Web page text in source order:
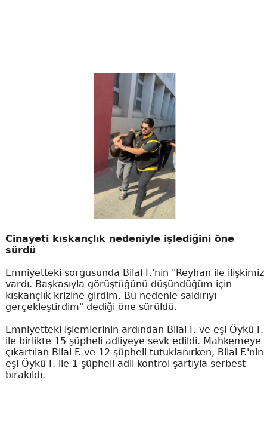
Cinayeti kıskançlık nedeniyle işlediğini öne
sürdü
Emniyetteki sorgusunda Bilal F.'nin "Reyhan ile ilişkimiz
vardı. Başkasıyla görüştüğünü düşündüğüm için
kıskançlık krizine girdim. Bu nedenle saldırıyı
gerçekleştirdim" dediği öne sürüldü.
Emniyetteki işlemlerinin ardından Bilal F. ve eşi Öykü F.
ile birlikte 15 şüpheli adliyeye sevk edildi. Mahkemeye
çıkartılan Bilal F. ve 12 şüpheli tutuklanırken, Bilal F.'nin
eşi Öykü F. ile 1 şüpheli adli kontrol şartıyla serbest
bırakıldı.